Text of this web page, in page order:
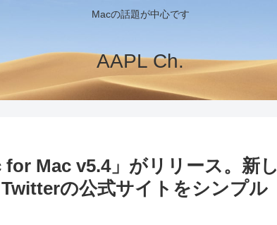
Macの話題が中心です
AAPL Ch.
Mac v5.4」がリリース。新し
の公式サイトをシンプル